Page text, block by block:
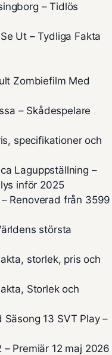
– Tidlös
Ut – Tydliga Fakta
Zombiefilm Med
– Skådespelare
specifikationer och
Laguppställning –
inför 2025
Renoverad från 3599
största
storlek, pris och
Storlek och
Säsong 13 SVT Play –
– Premiär 12 maj 2026